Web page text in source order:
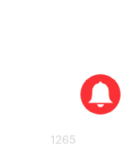
1265